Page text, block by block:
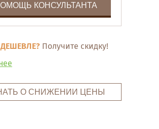
КОНСУЛЬТАНТА
Получите скидку!
О СНИЖЕНИИ ЦЕНЫ